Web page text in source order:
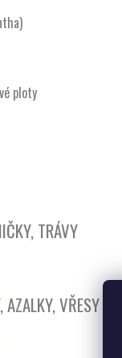
ploty
TRÁVY
AZALKY, VŘESY